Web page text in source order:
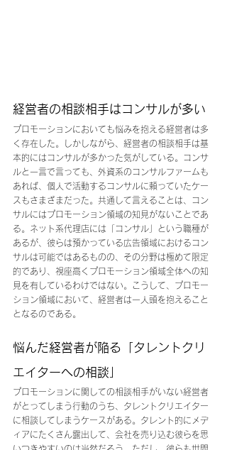
経営者の相談相手はコンサルが多い
プロモーションにおいても悩みを抱える経営者は多
く存在した。しかしながら、経営者の相談相手は基
本的にはコンサルが多かった気がしている。コンサ
ルと一言で言っても、外資系のコンサルファームも
あれば、個人で活動するコンサルに頼っていたケー
スもさまざまだった。共通して言えることは、コン
サルにはプロモーション領域の知見がないことであ
る。ネット系代理店には「コンサル」という職種が
あるが、彼らは預かっている広告領域におけるコン
サルは可能ではあるものの、その分野は極めて限定
的であり、視座高くプロモーション領域全体への知
見を有しているわけではない。こうして、プロモー
ション領域において、経営者は一人頭を抱えること
となるのである。
悩んだ経営者が陥る「タレントクリ
エイターへの相談」
プロモーションに関しての相談相手がいない経営者
がとってしまう行動のうち、タレントクリエイター
に相談してしまうケースがある。タレント的にメデ
ィアにたくさん露出して、会社を売り込む彼らを思